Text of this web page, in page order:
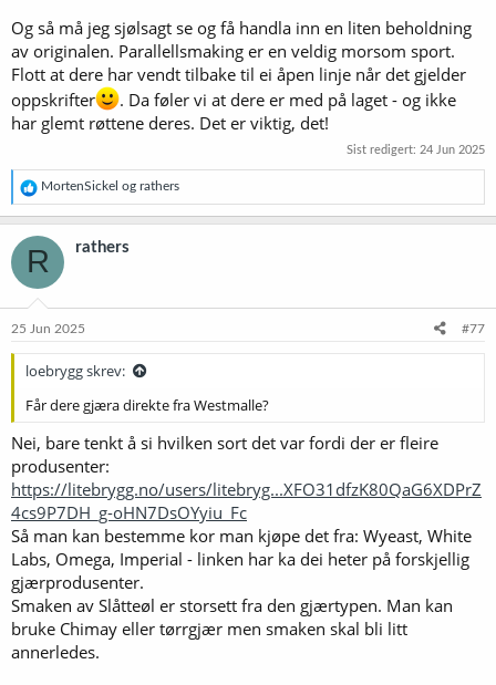
Dry hop
Krush 1,25 g per L
Cascade 0,75 g per L
Simcoe 0,75 g per L
London gjær.
Kjøle til 18c gjære 20c Tørrhumle etter primary gjæring i åpen
gjæringskar. Tørrhumle for 4 dager før kjøling.
Og så må jeg sjølsagt se og få handla inn en liten beholdning
av originalen. Parallellsmaking er en veldig morsom sport.
Flott at dere har vendt tilbake til ei åpen linje når det gjelder
oppskrifter
. Da føler vi at dere er med på laget - og ikke
har glemt røttene deres. Det er viktig, det!
Sist redigert: 24 Jun 2025
R
e
a
k
s
j
o
e
MortenSickel og rathers
R rathers
25 Jun 2025 #77
loebrygg skrev:
Får dere gjæra direkte fra Westmalle?
Nei, bare tenkt å si hvilken sort det var fordi der er fleire
produsenter:
https://litebrygg.no/users/litebryg...XFO31dfzK80QaG6XDPrZ
4cs9P7DH_g-oHN7DsOYyiu_Fc
Så man kan bestemme kor man kjøpe det fra: Wyeast, White
Labs, Omega, Imperial - linken har ka dei heter på forskjellig
gjærprodusenter.
Smaken av Slåtteøl er storsett fra den gjærtypen. Man kan
bruke Chimay eller tørrgjær men smaken skal bli litt
annerledes.